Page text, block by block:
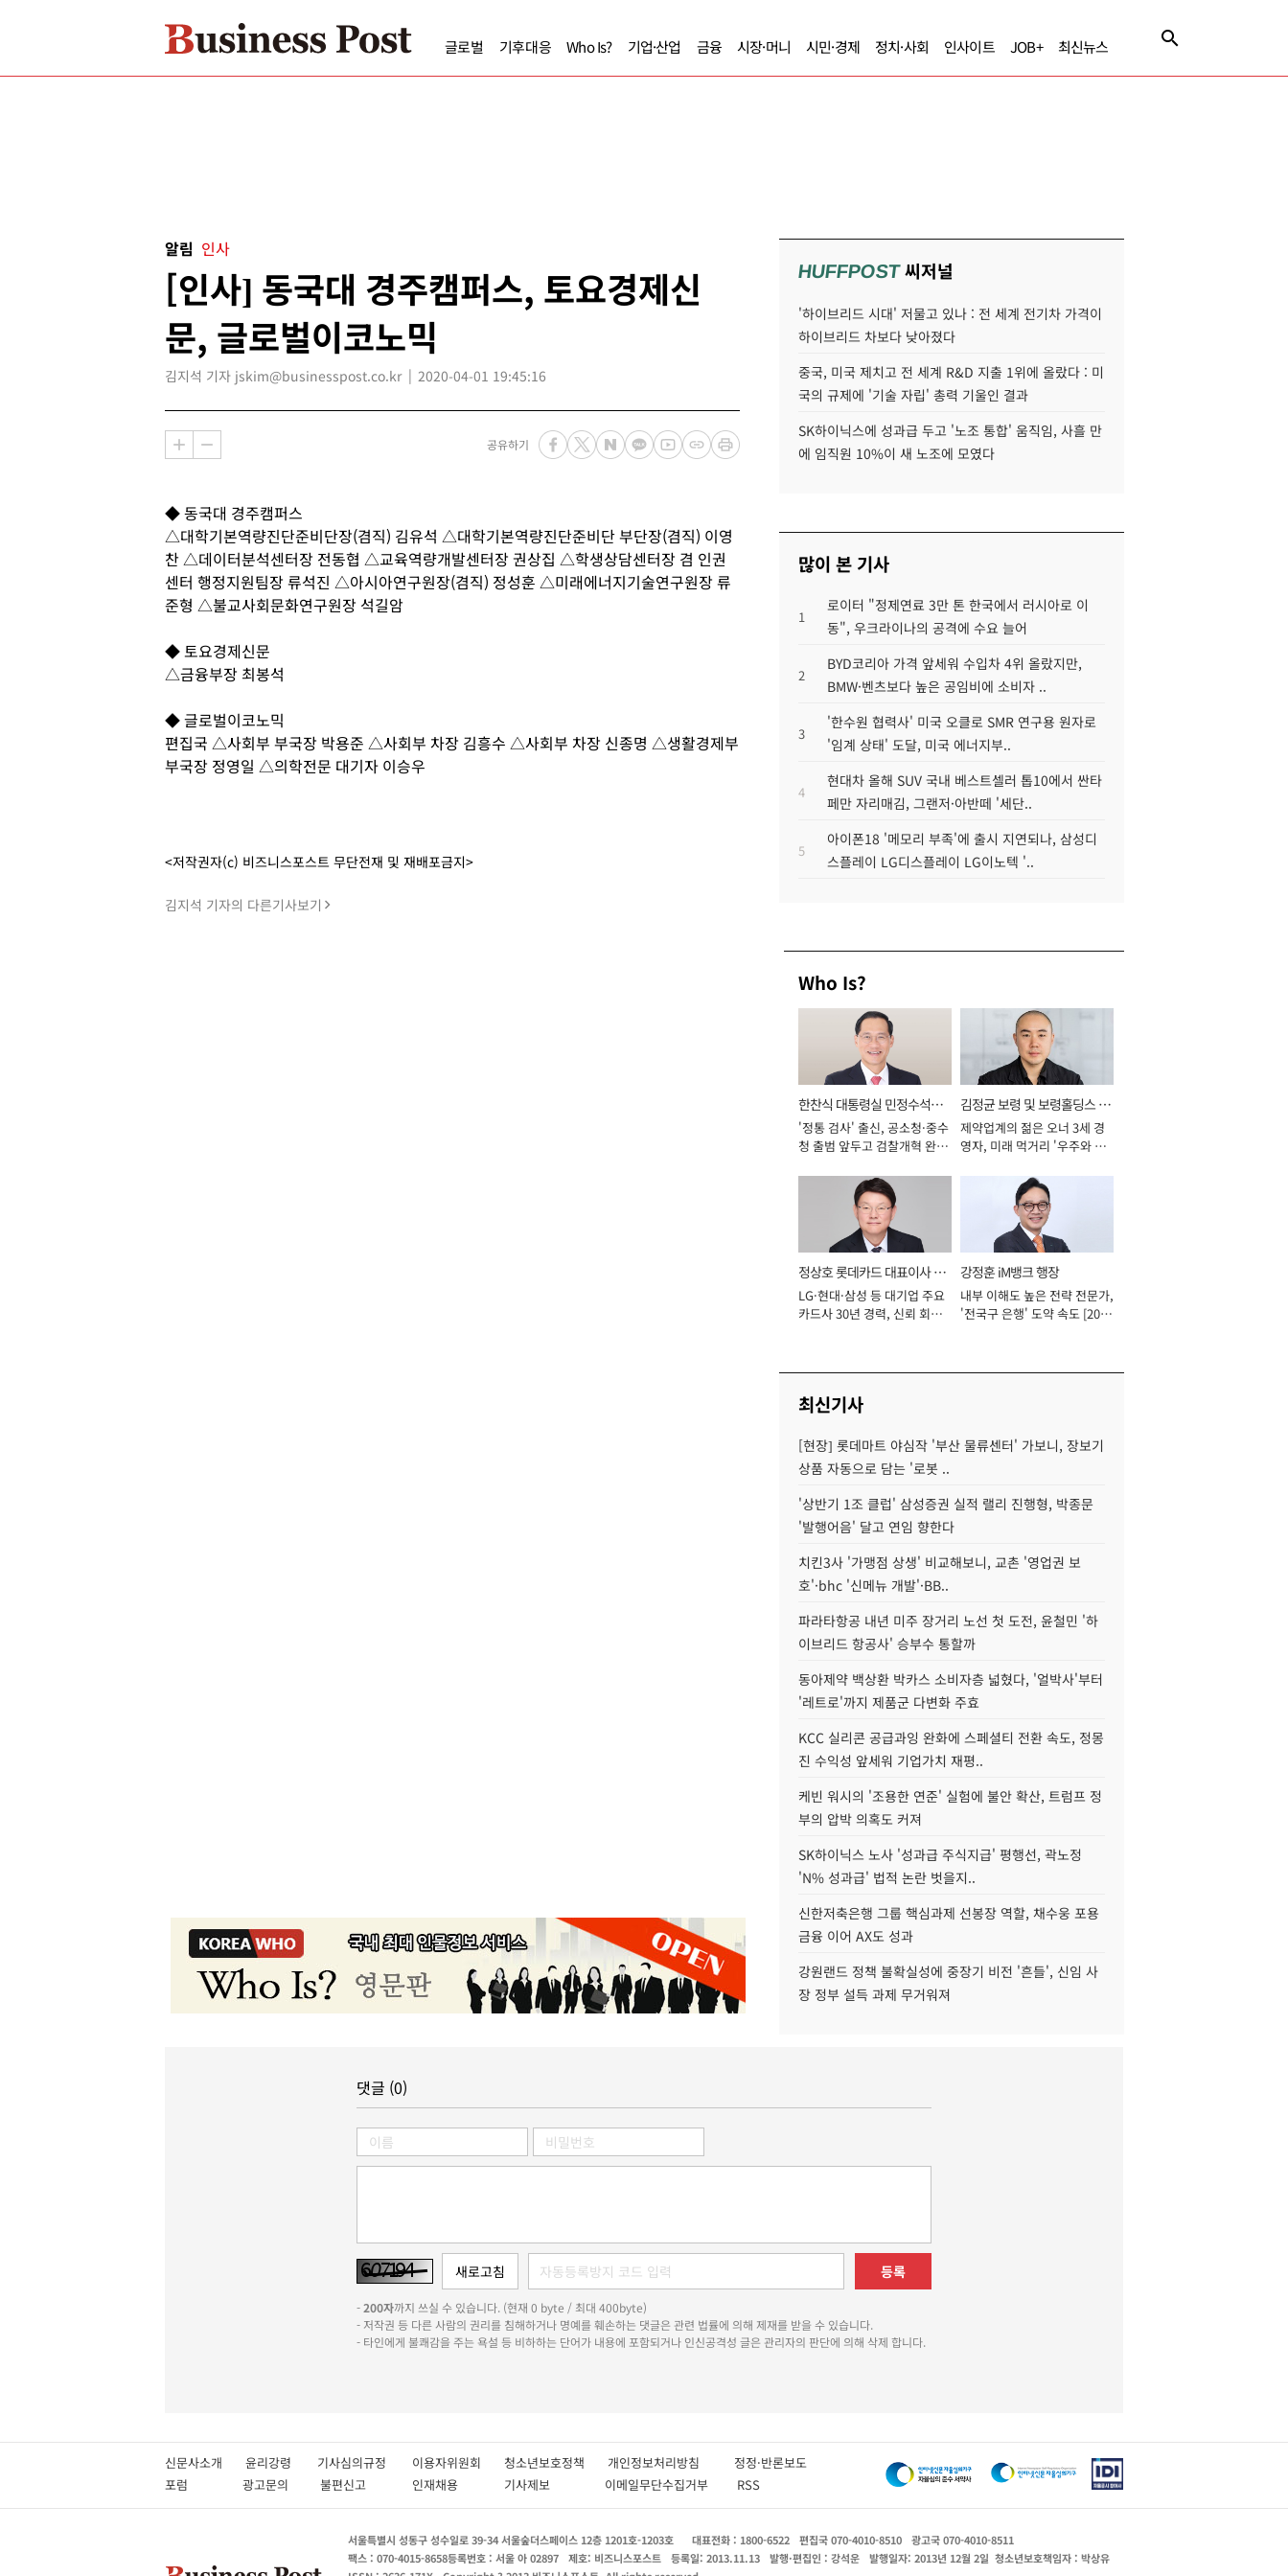
글로벌 기후대응 Who Is? 기업·산업 금융 시장·머니 시민·경제 정치·사회 인사이트 JOB+ 최신뉴스
알림 인사
[인사] 동국대 경주캠퍼스, 토요경제신
문, 글로벌이코노믹
김지석 기자 jskim@businesspost.co.kr 2020-04-01 19:45:16
공유하기
◆ 동국대 경주캠퍼스
△대학기본역량진단준비단장(겸직) 김유석 △대학기본역량진단준비단 부단장(겸직) 이영
찬 △데이터분석센터장 전동협 △교육역량개발센터장 권상집 △학생상담센터장 겸 인권
센터 행정지원팀장 류석진 △아시아연구원장(겸직) 정성훈 △미래에너지기술연구원장 류
준형 △불교사회문화연구원장 석길암
◆ 토요경제신문
△금융부장 최봉석
◆ 글로벌이코노믹
편집국 △사회부 부국장 박용준 △사회부 차장 김흥수 △사회부 차장 신종명 △생활경제부
부국장 정영일 △의학전문 대기자 이승우
<저작권자(c) 비즈니스포스트 무단전재 및 재배포금지>
김지석 기자의 다른기사보기
HUFFPOST씨저널
'하이브리드 시대' 저물고 있나 : 전 세계 전기차 가격이
하이브리드 차보다 낮아졌다
중국, 미국 제치고 전 세계 R&D 지출 1위에 올랐다 : 미
국의 규제에 '기술 자립' 총력 기울인 결과
SK하이닉스에 성과급 두고 '노조 통합' 움직임, 사흘 만
에 임직원 10%이 새 노조에 모였다
많이 본 기사
1
로이터 "정제연료 3만 톤 한국에서 러시아로 이
동", 우크라이나의 공격에 수요 늘어
2
BYD코리아 가격 앞세워 수입차 4위 올랐지만,
BMW·벤츠보다 높은 공임비에 소비자 ..
3
'한수원 협력사' 미국 오클로 SMR 연구용 원자로
'임계 상태' 도달, 미국 에너지부..
4
현대차 올해 SUV 국내 베스트셀러 톱10에서 싼타
페만 자리매김, 그랜저·아반떼 '세단..
5
아이폰18 '메모리 부족'에 출시 지연되나, 삼성디
스플레이 LG디스플레이 LG이노텍 '..
Who Is?
한찬식 대통령실 민정수석비
서관
'정통 검사' 출신, 공소청·중수
청 출범 앞두고 검찰개혁 완수
김정균 보령 및 보령홀딩스 대
표이사 사장
제약업계의 젊은 오너 3세 경
영자, 미래 먹거리 '우주와 헬
정상호 롯데카드 대표이사 사
장
LG·현대·삼성 등 대기업 주요
카드사 30년 경력, 신뢰 회복
강정훈 iM뱅크 행장
내부 이해도 높은 전략 전문가,
'전국구 은행' 도약 속도 [2026
최신기사
[현장] 롯데마트 야심작 '부산 물류센터' 가보니, 장보기
상품 자동으로 담는 '로봇 ..
'상반기 1조 클럽' 삼성증권 실적 랠리 진행형, 박종문
'발행어음' 달고 연임 향한다
치킨3사 '가맹점 상생' 비교해보니, 교촌 '영업권 보
호'·bhc '신메뉴 개발'·BB..
파라타항공 내년 미주 장거리 노선 첫 도전, 윤철민 '하
이브리드 항공사' 승부수 통할까
동아제약 백상환 박카스 소비자층 넓혔다, '얼박사'부터
'레트로'까지 제품군 다변화 주효
KCC 실리콘 공급과잉 완화에 스페셜티 전환 속도, 정몽
진 수익성 앞세워 기업가치 재평..
케빈 워시의 '조용한 연준' 실험에 불안 확산, 트럼프 정
부의 압박 의혹도 커져
SK하이닉스 노사 '성과급 주식지급' 평행선, 곽노정
'N% 성과급' 법적 논란 벗을지..
신한저축은행 그룹 핵심과제 선봉장 역할, 채수웅 포용
금융 이어 AX도 성과
강원랜드 정책 불확실성에 중장기 비전 '흔들', 신임 사
장 정부 설득 과제 무거워져
댓글 (0)
등록
-200자까지 쓰실 수 있습니다. (현재 0 byte / 최대 400byte)
- 저작권 등 다른 사람의 권리를 침해하거나 명예를 훼손하는 댓글은 관련 법률에 의해 제재를 받을 수 있습니다.
- 타인에게 불쾌감을 주는 욕설 등 비하하는 단어가 내용에 포함되거나 인신공격성 글은 관리자의 판단에 의해 삭제 합니다.
신문사소개 윤리강령 기사심의규정 이용자위원회 청소년보호정책 개인정보처리방침 정정·반론보도
포럼
광고문의 불편신고 인재채용 기사제보 이메일무단수집거부 RSS
서울특별시 성동구 성수일로 39-34 서울숲더스페이스 12층 1201호-1203호 대표전화 : 1800-6522 편집국 070-4010-8510
광고국 070-4010-8511
팩스 : 070-4015-8658등록번호 : 서울 아 02897 제호: 비즈니스포스트 등록일: 2013.11.13 발행·편집인 : 강석운 발행일자: 2013년 12월 2일 청소년보호책임자 : 박상유